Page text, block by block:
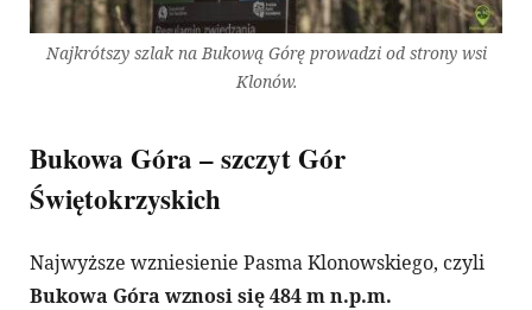
Najkrótszy szlak na Bukową Górę prowadzi od strony wsi
Klonów.
Bukowa Góra – szczyt Gór
Świętokrzyskich
Najwyższe wzniesienie Pasma Klonowskiego, czyli
Bukowa Góra wznosi się 484 m n.p.m.